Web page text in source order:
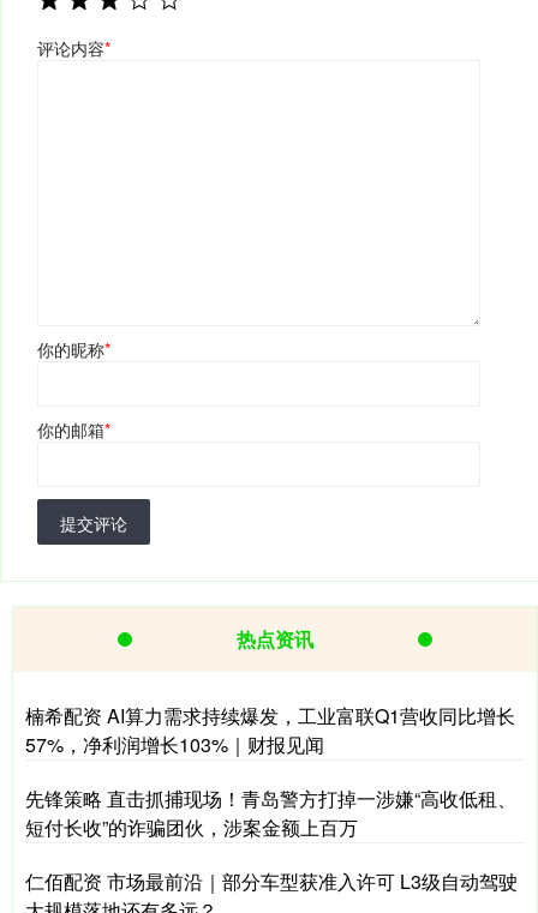
评论内容*
你的昵称*
你的邮箱*
提交评论
热点资讯
楠希配资 AI算力需求持续爆发，工业富联Q1营收同比增长
57%，净利润增长103%｜财报见闻
先锋策略 直击抓捕现场！青岛警方打掉一涉嫌“高收低租、
短付长收”的诈骗团伙，涉案金额上百万
仁佰配资 市场最前沿｜部分车型获准入许可 L3级自动驾驶